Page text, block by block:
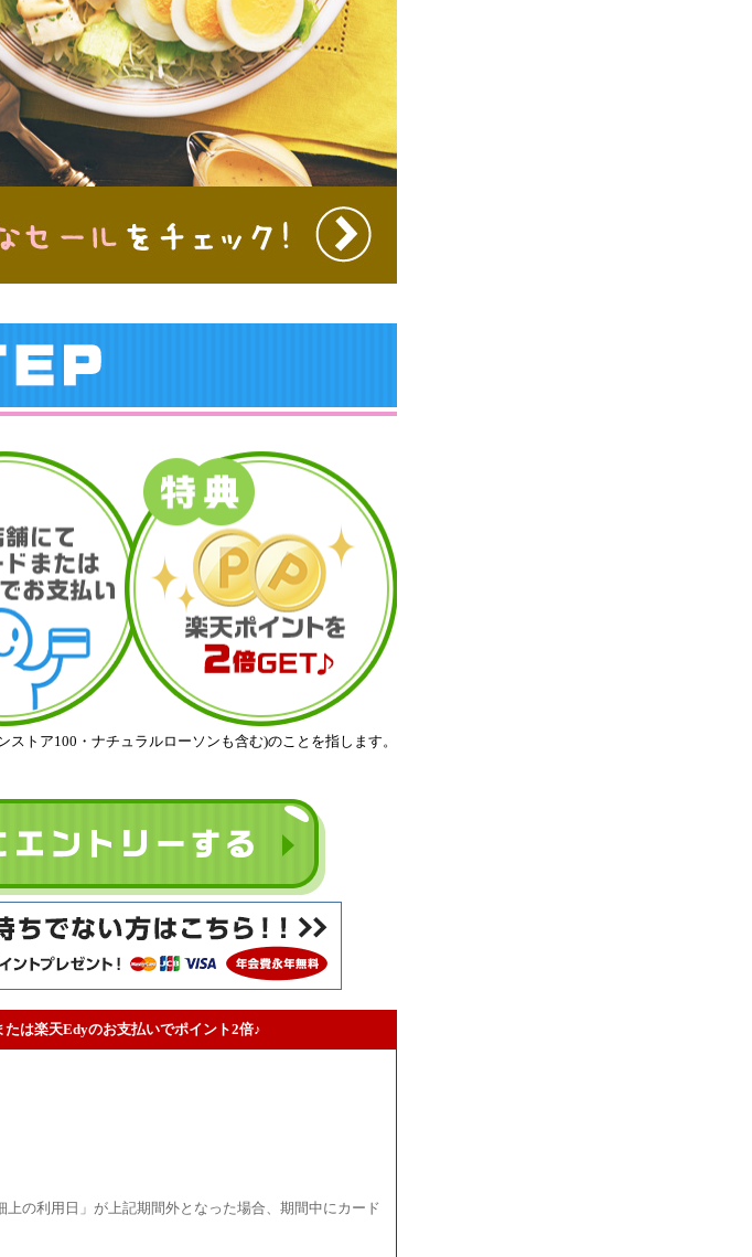
トア100・ナチュラルローソンも含む)のことを指します。
は楽天Edyのお支払いでポイント2倍♪
の利用日」が上記期間外となった場合、期間中にカード